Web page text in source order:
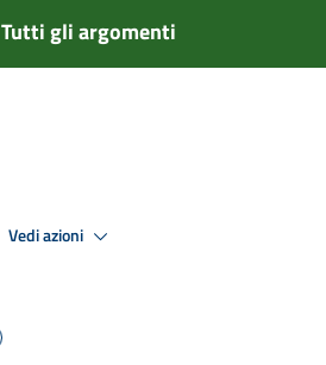
Tutti gli argomenti
Vedi azioni